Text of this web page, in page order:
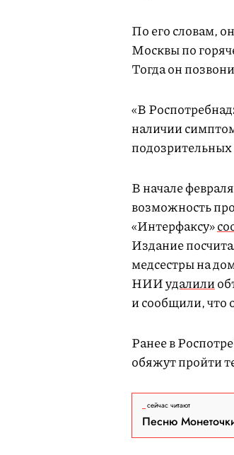
По его словам,
Москвы по
Тогда он
«В
наличии
В начале
возможность
«Интерфаксу»
Издание
медсестры на
НИИудалили
и сообщили, что
Ранее в
обяжут пройти
сейчас читают
Песню